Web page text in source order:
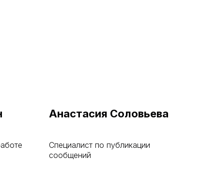
Анастасия Соловьева
Специалист по публикации
сообщений